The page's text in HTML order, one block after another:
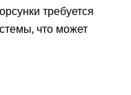
требуется
что может